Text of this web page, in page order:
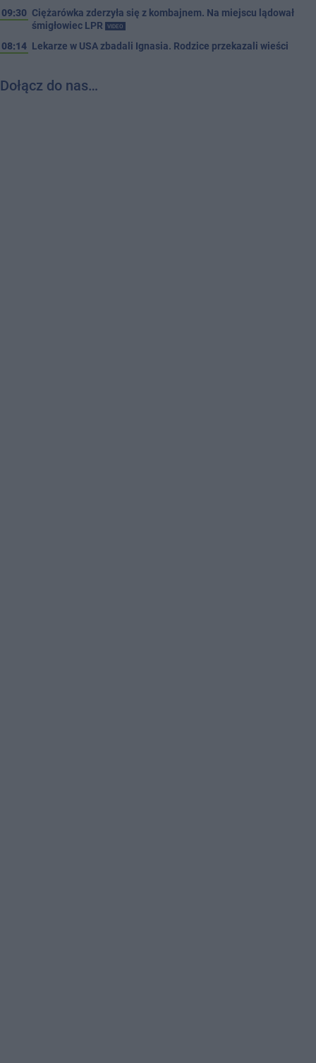
09:30 Ciężarówka zderzyła się z kombajnem. Na miejscu lądował
śmigłowiec LPR
VIDEO
08:14 Lekarze w USA zbadali Ignasia. Rodzice przekazali wieści
Dołącz do nas…